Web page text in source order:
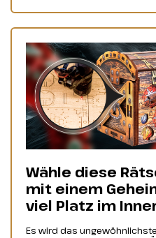
Wähle diese
mit einem
viel Platz im
Es wird das